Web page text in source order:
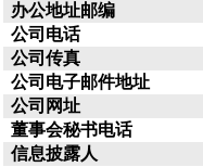
办公地址邮编
公司电话
公司传真
公司电子邮件地址
公司网址
董事会秘书电话
信息披露人